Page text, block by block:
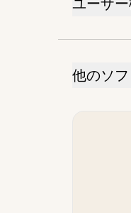
他のソ